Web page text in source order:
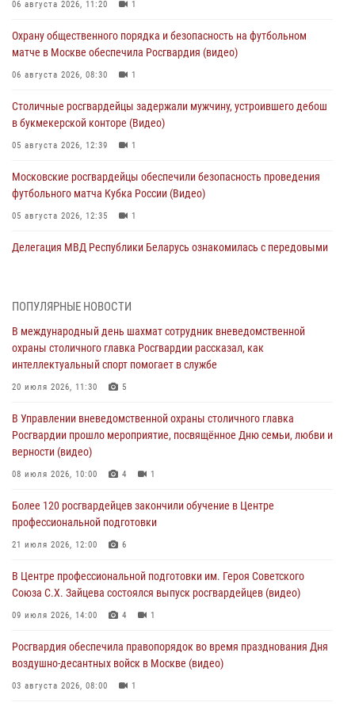
06 августа 2026, 11:20 1
Охрану общественного порядка и безопасность на футбольном
матче в Москве обеспечила Росгвардия (видео)
06 августа 2026, 08:30 1
Столичные росгвардейцы задержали мужчину, устроившего дебош
в букмекерской конторе (Видео)
05 августа 2026, 12:39 1
Московские росгвардейцы обеспечили безопасность проведения
футбольного матча Кубка России (Видео)
05 августа 2026, 12:35 1
Делегация МВД Республики Беларусь ознакомилась с передовыми
боевому самбо. (видео)
04 августа 2026, 14:00
Офицер Росгвардии стал гостем прямого эфира на «Радио Москвы»
04 августа 2026, 12:28
В Москве росгвардейцы задержали подозреваемого в нападении
на охранника торгового центра (видео)
В Главном управлении Росгвардии по городу Москве подвели итоги
работы подразделений за прошедший месяц
ПОПУЛЯРНЫЕ НОВОСТИ
В международный день шахмат сотрудник вневедомственной
охраны столичного главка Росгвардии рассказал, как
интеллектуальный спорт помогает в службе
20 июля 2026, 11:30 5
В Управлении вневедомственной охраны столичного главка
Росгвардии прошло мероприятие, посвящённое Дню семьи, любви и
верности (видео)
08 июля 2026, 10:00 4 1
Более 120 росгвардейцев закончили обучение в Центре
профессиональной подготовки
21 июля 2026, 12:00 6
В Центре профессиональной подготовки им. Героя Советского
Союза С.Х. Зайцева состоялся выпуск росгвардейцев (видео)
09 июля 2026, 14:00 4 1
Росгвардия обеспечила правопорядок во время празднования Дня
воздушно-десантных войск в Москве (видео)
03 августа 2026, 08:00 1